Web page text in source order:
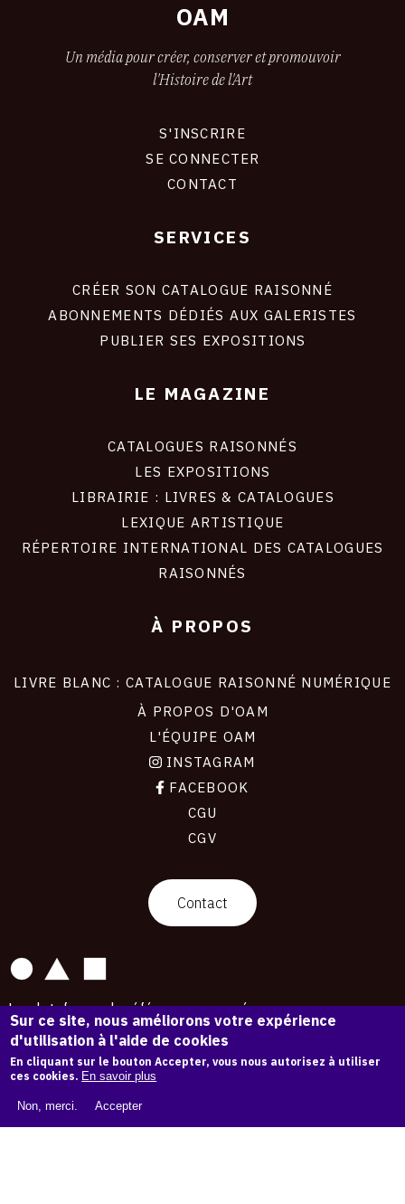
FÉVRIER
2018
OAM
Un média pour créer, conserver et promouvoir
l'Histoire de l'Art
S'INSCRIRE
SE CONNECTER
CONTACT
SERVICES
CRÉER SON CATALOGUE RAISONNÉ
ABONNEMENTS DÉDIÉS AUX GALERISTES
PUBLIER SES EXPOSITIONS
LE MAGAZINE
CATALOGUES RAISONNÉS
LES EXPOSITIONS
LIBRAIRIE : LIVRES & CATALOGUES
LEXIQUE ARTISTIQUE
RÉPERTOIRE INTERNATIONAL DES CATALOGUES
RAISONNÉS
À PROPOS
LIVRE BLANC : CATALOGUE RAISONNÉ NUMÉRIQUE
À PROPOS D'OAM
L'ÉQUIPE OAM
INSTAGRAM
FACEBOOK
CGU
CGV
Contact
La plateforme de référence pour créer,
conserver et promouvoir l'Histoire de l'Art.
Des catalogues raisonnés aux archives
d'expositions.
43 254 œuvres d'art — 7 587 expositions
Copyright © OAM 2026. Tous droits réservés.
Sur ce site, nous améliorons votre expérience
d'utilisation à l'aide de cookies
En cliquant sur le bouton Accepter, vous nous autorisez à utiliser
ces cookies. En savoir plus
Non, merci. Accepter